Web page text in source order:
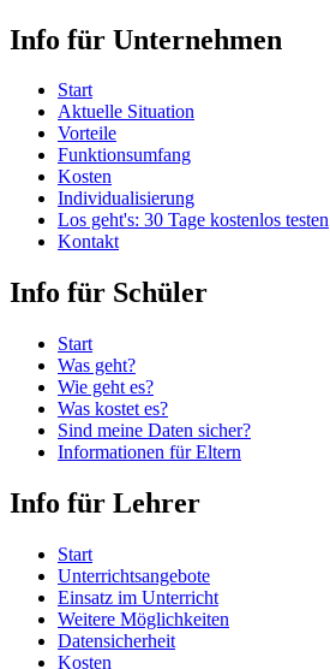
Info für Unternehmen
Start
Aktuelle Situation
Vorteile
Funktionsumfang
Kosten
Individualisierung
Los geht's: 30 Tage kostenlos testen
Kontakt
Info für Schüler
Start
Was geht?
Wie geht es?
Was kostet es?
Sind meine Daten sicher?
Informationen für Eltern
Info für Lehrer
Start
Unterrichtsangebote
Einsatz im Unterricht
Weitere Möglichkeiten
Datensicherheit
Kosten